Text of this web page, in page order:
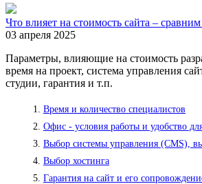
Что влияет на стоимость сайта –
03 апреля 2025
Параметры, влияющие на стоимость
время на проект, система управления
студии, гарантия и т.п.
Время и количество специалистов
Офис - условия работы и удобство
Выбор системы управления (CMS),
Выбор хостинга
Гарантия на сайт и его